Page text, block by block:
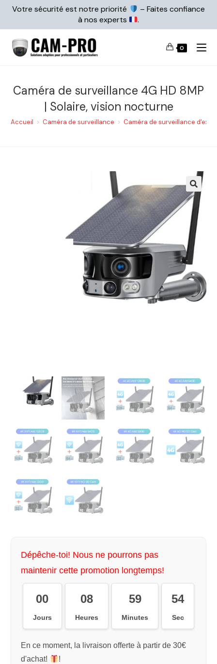
Votre sécurité est notre priorité
– Faites confiance
à nos experts
.
0
Caméra de surveillance 4G HD 8MP
| Solaire, vision nocturne
Accueil > Caméra de surveillance > Caméra de surveillance
Dépêche-toi! Nous ne pourrons pas
maintenir cette promotion longtemps!
00
Jours
08
Heures
59
Minutes
54
Sec
En ce moment, la livraison offerte à partir de 30€
d'achat!
!